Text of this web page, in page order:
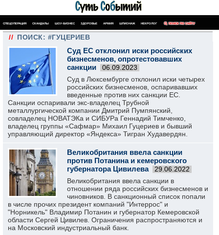
СПЕЦОПЕРАЦИЯ СКАНДАЛЫ ШОУ-БИЗНЕС ЗДОРОВЬЕ АРМИЯ ШПИОНАЖ НЕКРОЛОГ ПОИСК ПО САЙТУ
// ПОИСК: #ГУЦЕРИЕВ
Суд ЕС отклонил иски российских
бизнесменов, опротестовавших
санкции
06.09.2023
Суд в Люксембурге отклонил иски четырех
российских бизнесменов, оспаривавших
введенные против них санкции ЕС.
Санкции оспаривали экс-владелец Трубной
металлургической компании Дмитрий Пумпянский,
совладелец НОВАТЭКа и СИБУРа Геннадий Тимченко,
владелец группы «Сафмар» Михаил Гуцериев и бывший
управляющий директор «Яндекса» Тигран Худавердян.
Великобритания ввела санкции
против Потанина и кемеровского
губернатора Цивилева
29.06.2022
Великобритания ввела санкции в
отношении ряда российских бизнесменов и
чиновников. В санкционный список попали
в числе прочих президент компаний "Интеррос" и
"Норникель" Владимир Потанин и губернатор Кемеровской
области Сергей Цивилев. Ограничения распространяются и
на Московский индустриальный банк.